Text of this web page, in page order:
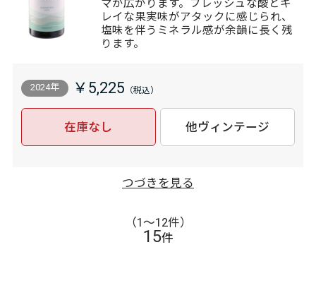
マが広がります。フレッシュな酸とキ
レイな果実味がアタックに感じられ、
塩味を伴うミネラル感が余韻に長く残
ります。
2024年 ￥5,225
在庫なし 他ヴィンテージ
つづきを見る
（1〜12件）
15件